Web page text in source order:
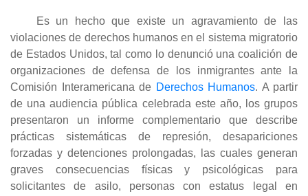
Es un hecho que existe un agravamiento de las
violaciones de derechos humanos en el sistema migratorio
de Estados Unidos, tal como lo denunció una coalición de
organizaciones de defensa de los inmigrantes ante la
Comisión Interamericana de Derechos Humanos. A partir
de una audiencia pública celebrada este año, los grupos
presentaron un informe complementario que describe
prácticas sistemáticas de represión, desapariciones
forzadas y detenciones prolongadas, las cuales generan
graves consecuencias físicas y psicológicas para
solicitantes de asilo, personas con estatus legal en